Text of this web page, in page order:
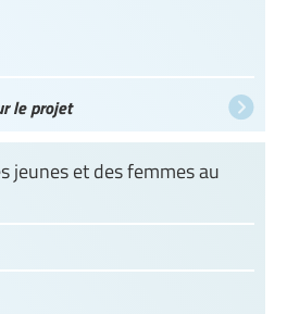
le projet
jeunes et des femmes au